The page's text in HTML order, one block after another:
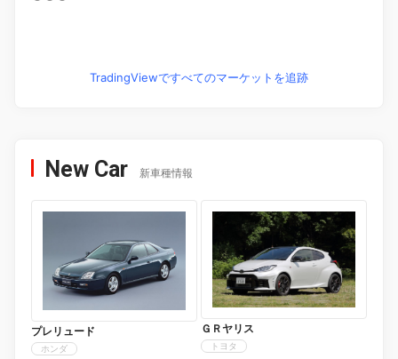
TradingViewですべてのマーケットを追跡
New Car 新車種情報
プレリュード
ホンダ
ＧＲヤリス
トヨタ